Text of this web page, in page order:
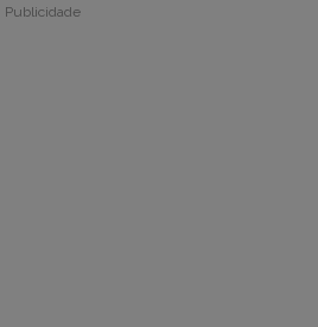
Publicidade